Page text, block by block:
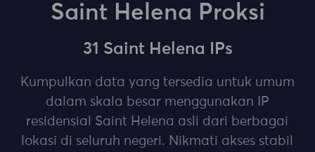
Saint Helena Proksi
31 Saint Helena IPs
Kumpulkan data yang tersedia untuk umum
dalam skala besar menggunakan IP
residensial Saint Helena asli dari berbagai
lokasi di seluruh negeri. Nikmati akses stabil